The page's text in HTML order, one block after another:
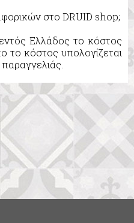
στο DRUID shop;
Ελλάδος το κόστος
το κόστος υπολογίζεται